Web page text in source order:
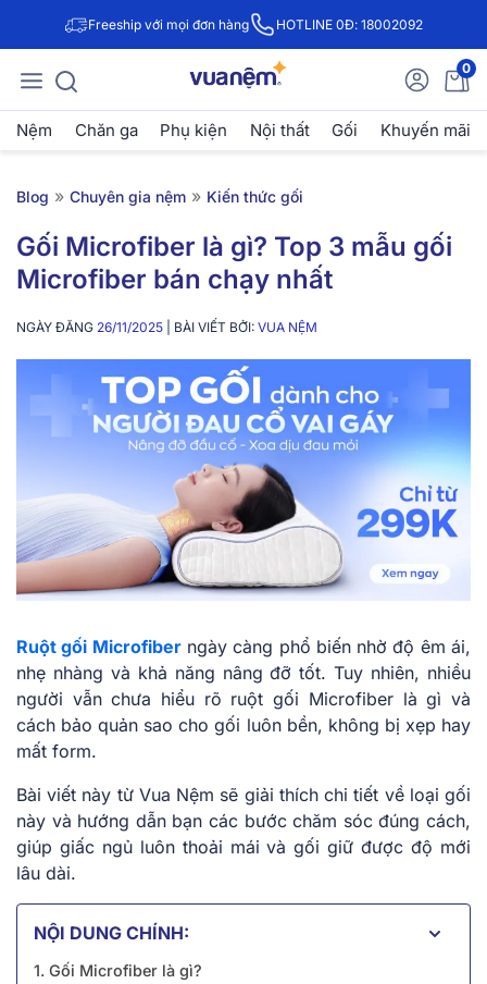
Freeship với mọi đơn hàng HOTLINE 0Đ: 18002092
0
Nệm Chăn ga Phụ kiện Nội thất Gối Khuyến mãi
Blog » Chuyên gia nệm » Kiến thức gối
Gối Microfiber là gì? Top 3 mẫu gối
Microfiber bán chạy nhất
NGÀY ĐĂNG 26/11/2025 | BÀI VIẾT BỞI: VUA NỆM
Ruột gối Microfiberngày càng phổ biến nhờ độ êm ái,
nhẹ nhàng và khả năng nâng đỡ tốt. Tuy nhiên, nhiều
người vẫn chưa hiểu rõ ruột gối Microfiber là gì và
cách bảo quản sao cho gối luôn bền, không bị xẹp hay
mất form.
Bài viết này từ Vua Nệm sẽ giải thích chi tiết về loại gối
này và hướng dẫn bạn các bước chăm sóc đúng cách,
giúp giấc ngủ luôn thoải mái và gối giữ được độ mới
lâu dài.
NỘI DUNG CHÍNH:
1. Gối Microfiber là gì?